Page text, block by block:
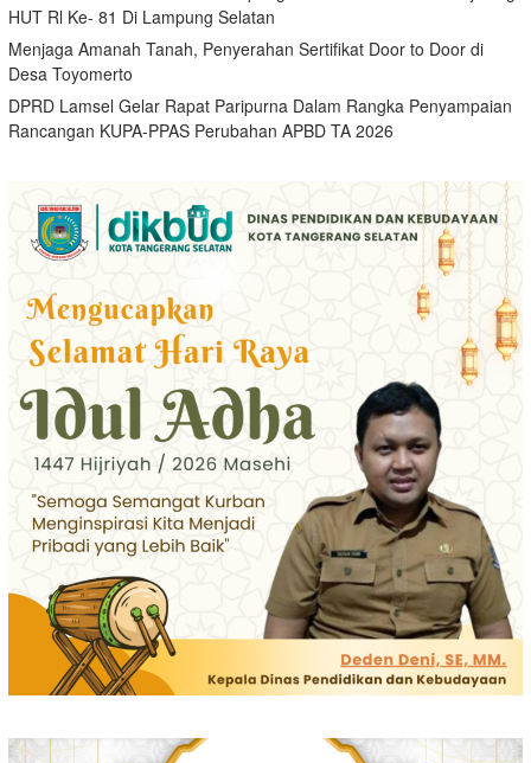
HUT Rl Ke- 81 Di Lampung Selatan
Menjaga Amanah Tanah, Penyerahan Sertifikat Door to Door di
Desa Toyomerto
DPRD Lamsel Gelar Rapat Paripurna Dalam Rangka Penyampaian
Rancangan KUPA-PPAS Perubahan APBD TA 2026